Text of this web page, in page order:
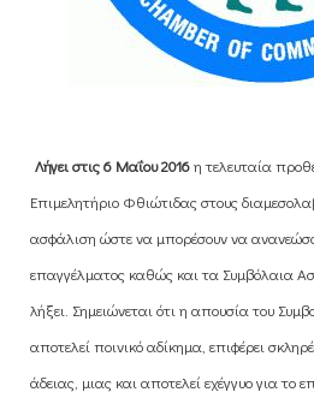
Λήγει στις 6 Μαΐου 2016η τελευταία
Επιμελητήριο Φθιώτιδας στους
ασφάλιση ώστε να μπορέσουν να
επαγγέλματος καθώς και τα Συμβόλαια
λήξει. Σημειώνεται ότι η απουσία του
αποτελεί ποινικό αδίκημα, επιφέρει
άδειας, μιας και αποτελεί εχέγγυο για το